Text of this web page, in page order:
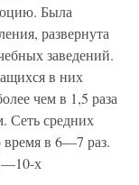
Была
развернута
заведений.
в них
чем в 1,5 раза
Сеть средних
время в 6—7 раз.
х